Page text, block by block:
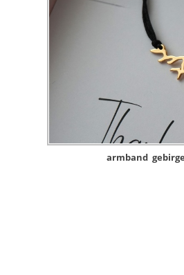
armband gebirge